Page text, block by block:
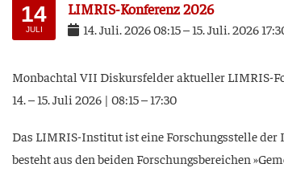
14
JULI
LIM­RIS-Kon­fe­renz 2026
14 Juli 202608:15–15 Juli 2026
Mon­bach­tal VII Dis­kurs­fel­der aktu­el­ler LIMRIS-
14. – 15. Juli 2026 | 08:15 – 17:30
Das LIM­RIS-Insti­tut ist eine For­schungs­stel­le
besteht aus den bei­den For­schungs­be­rei­chen